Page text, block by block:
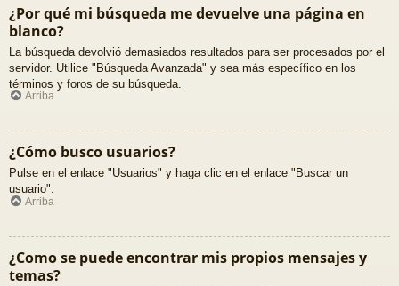
¿Por qué mi búsqueda me devuelve una página en
blanco?
La búsqueda devolvió demasiados resultados para ser procesados por el
servidor. Utilice "Búsqueda Avanzada" y sea más específico en los
términos y foros de su búsqueda.
Arriba
¿Cómo busco usuarios?
Pulse en el enlace "Usuarios" y haga clic en el enlace "Buscar un
usuario".
Arriba
¿Como se puede encontrar mis propios mensajes y
temas?